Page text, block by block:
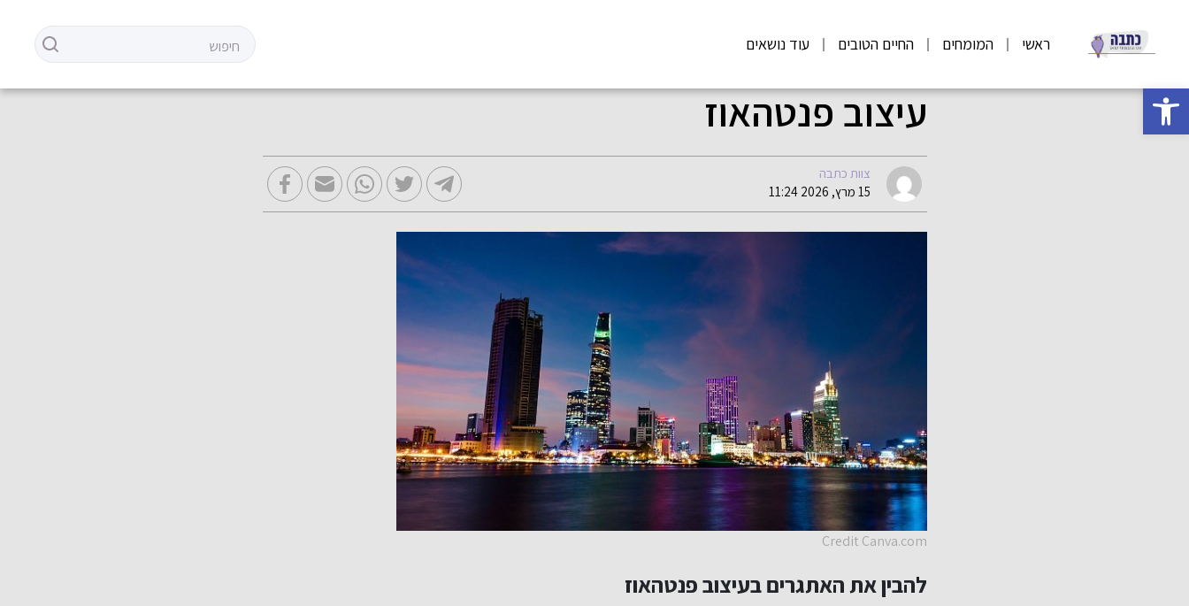
פתח סרגל נגישות
ראשי המומחים החיים הטובים עוד נושאים
עיצוב פנטהאוז
צוות כתבה
15 מרץ, 2026 11:24
Credit Canva.com
להבין את האתגרים בעיצוב פנטהאוז